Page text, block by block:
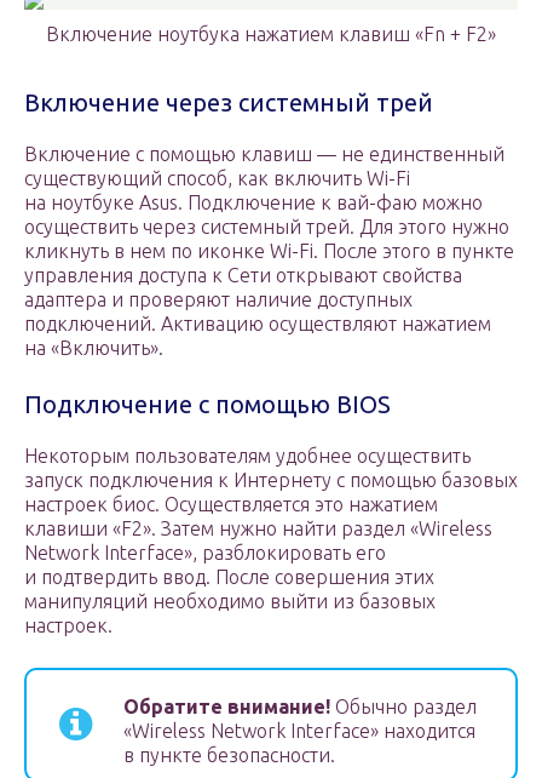
Включение ноутбука нажатием клавиш «Fn + F2»
Включение через системный трей
Включение с помощью клавиш — не единственный
существующий способ, как включить Wi-Fi
на ноутбуке Asus. Подключение к вай-фаю можно
осуществить через системный трей. Для этого нужно
кликнуть в нем по иконке Wi-Fi. После этого в пункте
управления доступа к Сети открывают свойства
адаптера и проверяют наличие доступных
подключений. Активацию осуществляют нажатием
на «Включить».
Подключение с помощью BIOS
Некоторым пользователям удобнее осуществить
запуск подключения к Интернету с помощью базовых
настроек биос. Осуществляется это нажатием
клавиши «F2». Затем нужно найти раздел «Wireless
Network Interface», разблокировать его
и подтвердить ввод. После совершения этих
манипуляций необходимо выйти из базовых
настроек.
Обратите внимание! Обычно раздел
«Wireless Network Interface» находится
в пункте безопасности.